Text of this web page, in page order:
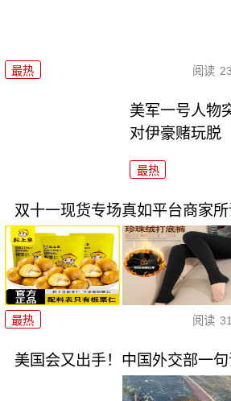
最热 阅读
美军一号人物
对伊豪赌玩脱
最热
双十一现货专场真如平台商家所
最热 阅读
美国会又出手！中国外交部一